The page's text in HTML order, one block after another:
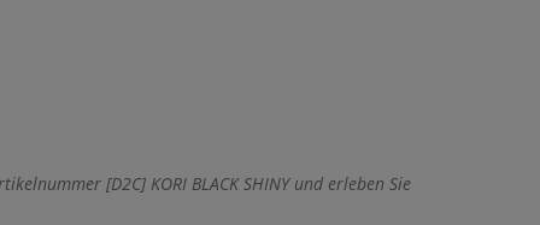
[D2C] KORI BLACK SHINY und erleben Sie